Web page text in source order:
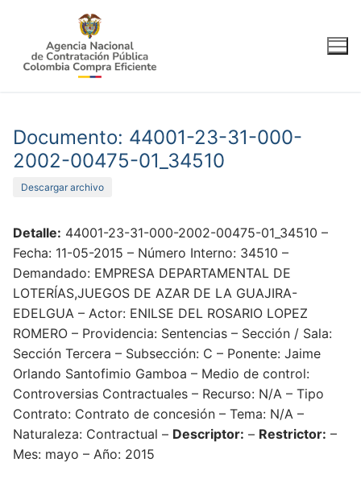
contenido
Documento: 44001-23-31-000-
2002-00475-01_34510
Descargar archivo
Detalle: 44001-23-31-000-2002-00475-01_34510 –
Fecha: 11-05-2015 – Número Interno: 34510 –
Demandado: EMPRESA DEPARTAMENTAL DE
LOTERÍAS,JUEGOS DE AZAR DE LA GUAJIRA-
EDELGUA – Actor: ENILSE DEL ROSARIO LOPEZ
ROMERO – Providencia: Sentencias – Sección / Sala:
Sección Tercera – Subsección: C – Ponente: Jaime
Orlando Santofimio Gamboa – Medio de control:
Controversias Contractuales – Recurso: N/A – Tipo
Contrato: Contrato de concesión – Tema: N/A –
Naturaleza: Contractual – Descriptor: – Restrictor: –
Mes: mayo – Año: 2015